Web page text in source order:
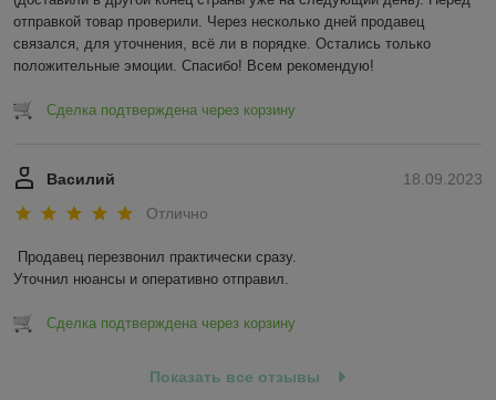
отправкой товар проверили. Через несколько дней продавец
связался, для уточнения, всё ли в порядке. Остались только
положительные эмоции. Спасибо! Всем рекомендую!
Сделка подтверждена через корзину
18.09.2023
Василий
Отлично
Продавец перезвонил практически сразу.
Уточнил нюансы и оперативно отправил.
Сделка подтверждена через корзину
Показать все отзывы